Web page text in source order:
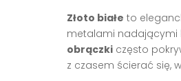
Złoto białe to
metalami nadającymi
obrączki często
z czasem ścierać się,